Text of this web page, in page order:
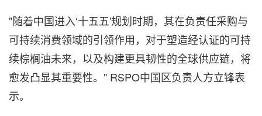
"随着中国进入‘十五五'规划时期，其在负责任采购与
可持续消费领域的引领作用，对于塑造经认证的可持
续棕榈油未来，以及构建更具韧性的全球供应链，将
愈发凸显其重要性。" RSPO中国区负责人方立锋表
示。